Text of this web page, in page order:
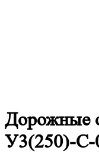
Дорожные
У3(250)-С-